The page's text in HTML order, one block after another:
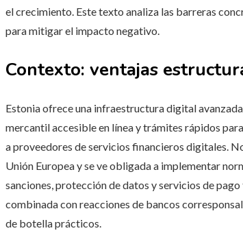
el crecimiento. Este texto analiza las barreras
para mitigar el impacto negativo.
Contexto: ventajas
Estonia ofrece una infraestructura digital
mercantil accesible en línea y trámites rápidos
a proveedores de servicios financieros digitales.
Unión Europea y se ve obligada a implementar
sanciones, protección de datos y servicios de
combinada con reacciones de bancos
de botella prácticos.